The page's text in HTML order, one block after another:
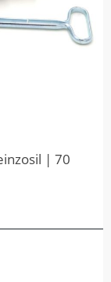
| 70